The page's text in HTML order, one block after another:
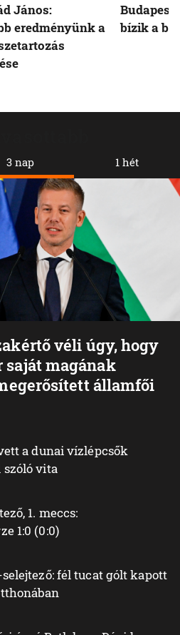
3 nap
véli úgy, hogy
saját magának
államfői
a dunai vízlépcsők
szóló vita
1. meccs:
1:0 (0:0)
fél tucat gólt kapott
1 hét
János:
eredményünk a
Budapest
bízik a